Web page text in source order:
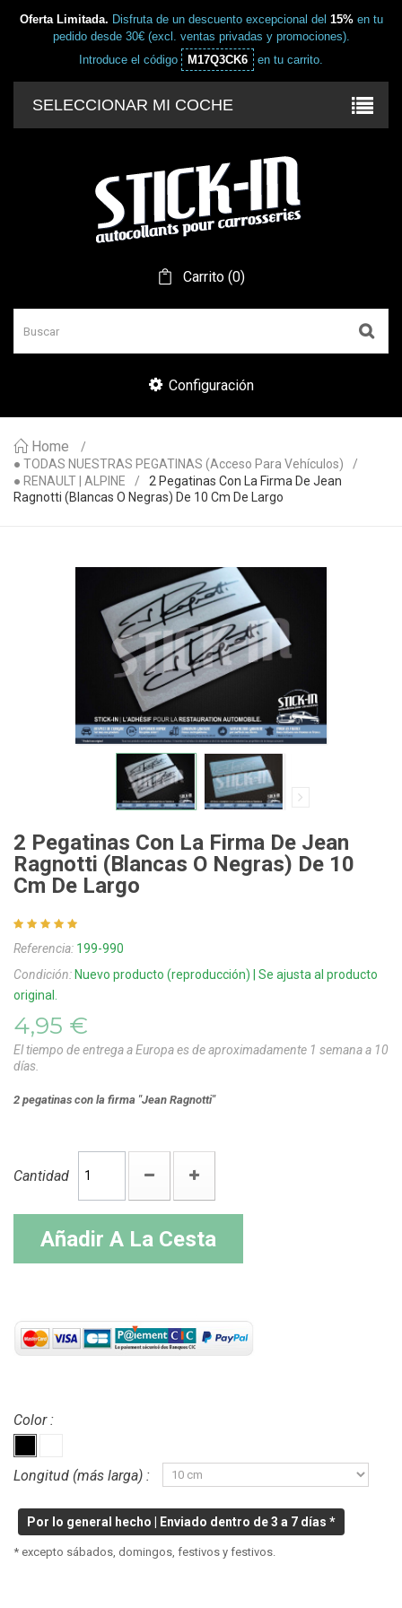
Oferta Limitada. Disfruta de un descuento excepcional del 15%en tu
pedido desde 30€ (excl. ventas privadas y promociones).
Introduce el código
M17Q3CK6 en tu carrito.
SELECCIONAR MI COCHE
Carrito (0)
Configuración
Home
● TODAS NUESTRAS PEGATINAS (acceso Para Vehículos)
● RENAULT | ALPINE
2 Pegatinas Con La Firma De Jean
Ragnotti (blancas O Negras) De 10 Cm De Largo
2 Pegatinas Con La Firma De Jean
Ragnotti (blancas O Negras) De 10
Cm De Largo
Referencia: 199-990
Condición: Nuevo producto (reproducción) | Se ajusta al producto
original.
4,95 €
El tiempo de entrega a Europa es de aproximadamente 1 semana a 10
días.
2 pegatinas con la firma "Jean Ragnotti"
Cantidad
Añadir A La Cesta
Color :
Longitud (más larga) :
Por lo general hecho | Enviado dentro de 3 a 7 días *
* excepto sábados, domingos, festivos y festivos.